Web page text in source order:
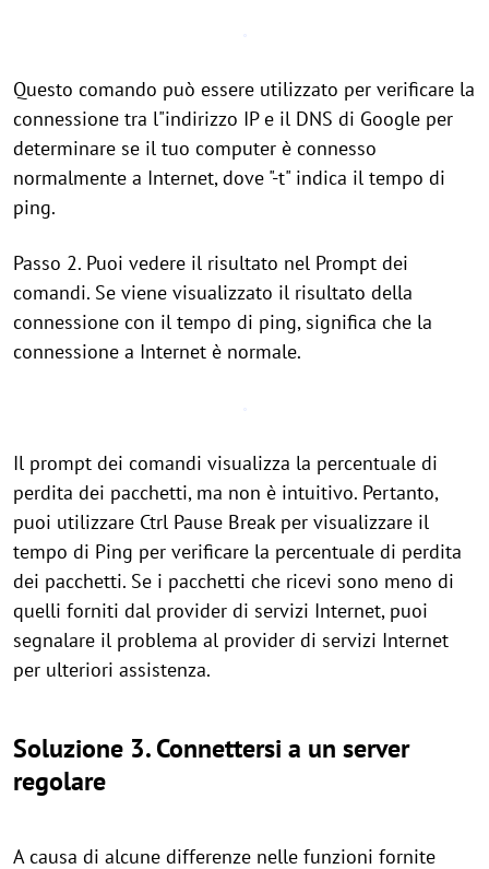
Questo comando può essere utilizzato per verificare la
connessione tra l"indirizzo IP e il DNS di Google per
determinare se il tuo computer è connesso
normalmente a Internet, dove "-t" indica il tempo di
ping.
Passo 2. Puoi vedere il risultato nel Prompt dei
comandi. Se viene visualizzato il risultato della
connessione con il tempo di ping, significa che la
connessione a Internet è normale.
Il prompt dei comandi visualizza la percentuale di
perdita dei pacchetti, ma non è intuitivo. Pertanto,
puoi utilizzare Ctrl Pause Break per visualizzare il
tempo di Ping per verificare la percentuale di perdita
dei pacchetti. Se i pacchetti che ricevi sono meno di
quelli forniti dal provider di servizi Internet, puoi
segnalare il problema al provider di servizi Internet
per ulteriori assistenza.
Soluzione 3. Connettersi a un server
regolare
A causa di alcune differenze nelle funzioni fornite